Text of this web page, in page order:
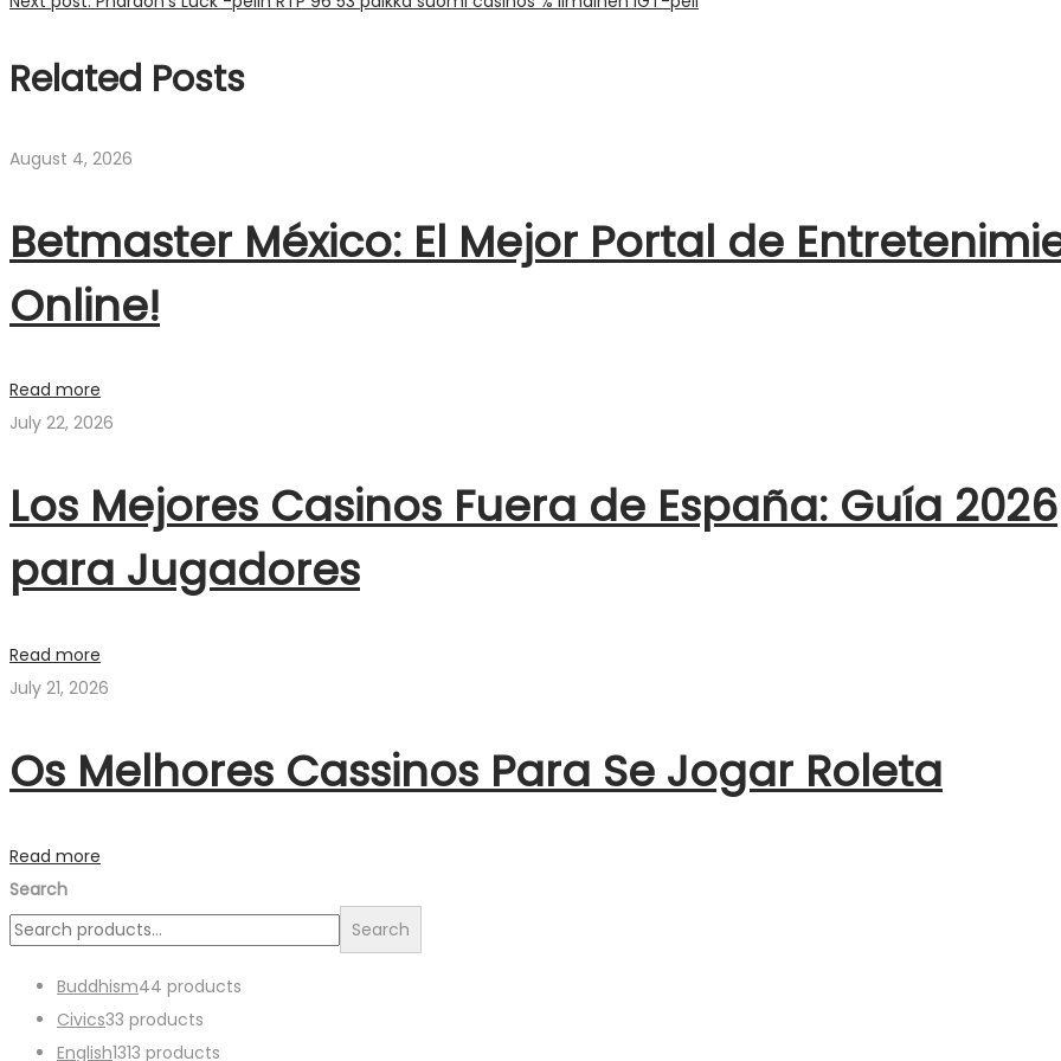
Related Posts
August 4, 2026
Betmaster México: El Mejor Portal de
Online!
Read more
July 22, 2026
Los Mejores Casinos Fuera de España: Guía 2026
para Jugadores
Read more
July 21, 2026
Os Melhores Cassinos Para Se Jogar Roleta
Read more
Search
Search
Buddhism44 products
Civics33 products
English1313 products